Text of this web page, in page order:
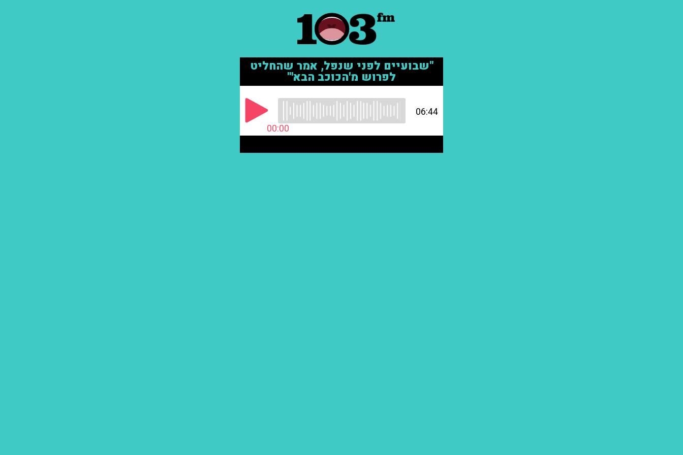
"שבועיים לפני שנפל, אמר שהחליט
לפרוש מ'הכוכב הבא'"
00:00
06:44